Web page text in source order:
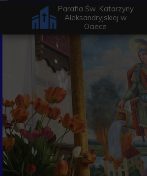
Parafia Św. Katarzyny
Aleksandryjskiej w
Ociece